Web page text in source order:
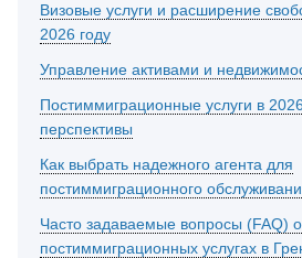
Визовые услуги и расширение
2026 году
Управление активами и
Постиммиграционные услуги в
перспективы
Как выбрать надежного агента для
постиммиграционного
Часто задаваемые вопросы (FAQ) о
постиммиграционных услугах в